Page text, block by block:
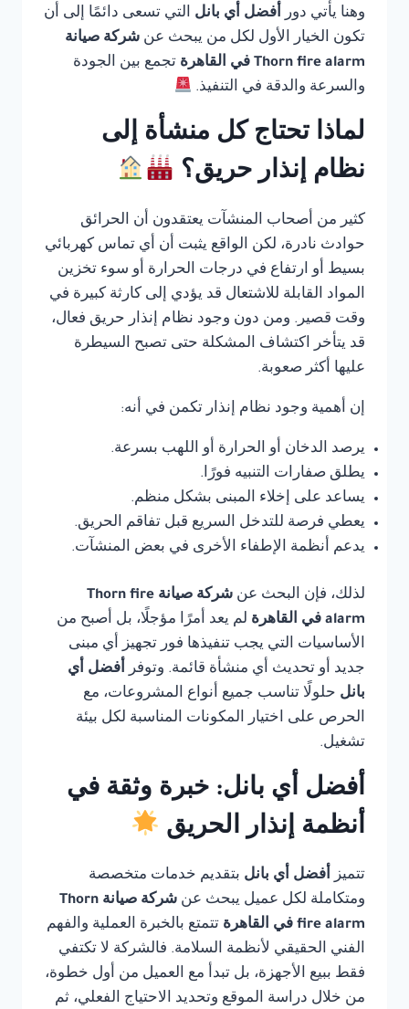
وهنا يأتي دور أفضل أي بانل التي تسعى دائمًا إلى أن
تكون الخيار الأول لكل من يبحث عن شركة صيانة
Thorn fire alarm في القاهرة
تجمع بين الجودة
والسرعة والدقة في التنفيذ.
لماذا تحتاج كل منشأة إلى
نظام إنذار حريق؟
كثير من أصحاب المنشآت يعتقدون أن الحرائق
حوادث نادرة، لكن الواقع يثبت أن أي تماس كهربائي
بسيط أو ارتفاع في درجات الحرارة أو سوء تخزين
المواد القابلة للاشتعال قد يؤدي إلى كارثة كبيرة في
وقت قصير. ومن دون وجود نظام إنذار حريق فعال،
قد يتأخر اكتشاف المشكلة حتى تصبح السيطرة
عليها أكثر صعوبة.
إن أهمية وجود نظام إنذار تكمن في أنه:
يرصد الدخان أو الحرارة أو اللهب بسرعة.
يطلق صفارات التنبيه فورًا.
يساعد على إخلاء المبنى بشكل منظم.
يعطي فرصة للتدخل السريع قبل تفاقم الحريق.
يدعم أنظمة الإطفاء الأخرى في بعض المنشآت.
لذلك، فإن البحث عن
شركة صيانة Thorn fire
alarm في القاهرة
لم يعد أمرًا مؤجلًا، بل أصبح من
الأساسيات التي يجب تنفيذها فور تجهيز أي مبنى
جديد أو تحديث أي منشأة قائمة. وتوفر أفضل أي
بانل حلولًا تناسب جميع أنواع المشروعات، مع
الحرص على اختيار المكونات المناسبة لكل بيئة
تشغيل.
أفضل أي بانل: خبرة وثقة في
أنظمة إنذار الحريق
تتميز أفضل أي بانل بتقديم خدمات متخصصة
ومتكاملة لكل عميل يبحث عن
شركة صيانة Thorn
fire alarm في القاهرة
تتمتع بالخبرة العملية والفهم
الفني الحقيقي لأنظمة السلامة. فالشركة لا تكتفي
فقط ببيع الأجهزة، بل تبدأ مع العميل من أول خطوة،
من خلال دراسة الموقع وتحديد الاحتياج الفعلي، ثم